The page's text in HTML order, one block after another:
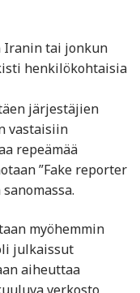
Iranin tai jonkun
henkilökohtaisia
järjestäjien
vastaisiin
repeämää
”Fake reporter
myöhemmin
julkaissut
aiheuttaa
verkosto